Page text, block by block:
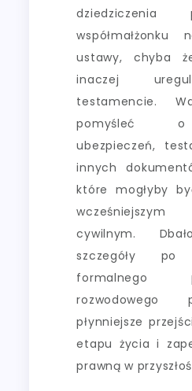
współmałżonku
ustawy, chyba
inaczej
testamencie.
pomyśleć
ubezpieczeń,
innych
które mogłyby
cywilnym.
szczegóły po
formalnego
rozwodowego
płynniejsze
etapu życia i
prawną w